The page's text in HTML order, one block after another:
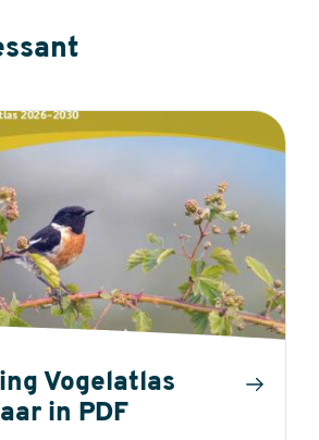
Vogelatlas
in PDF